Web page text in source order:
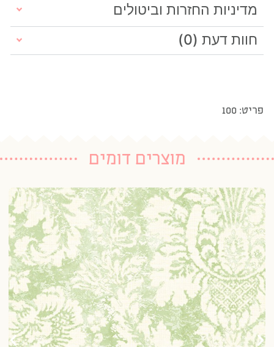
מדיניות החזרות וביטולים
חוות דעת (0)
פריט: 100
מוצרים דומים